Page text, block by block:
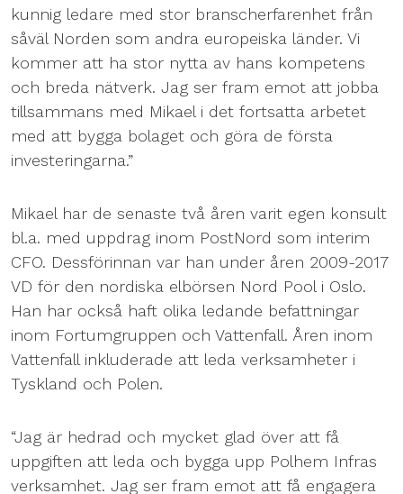
kunnig ledare med stor branscherfarenhet från
såväl Norden som andra europeiska länder. Vi
kommer att ha stor nytta av hans kompetens
och breda nätverk. Jag ser fram emot att jobba
tillsammans med Mikael i det fortsatta arbetet
med att bygga bolaget och göra de första
investeringarna.”
Mikael har de senaste två åren varit egen konsult
bl.a. med uppdrag inom PostNord som interim
CFO. Dessförinnan var han under åren 2009-2017
VD för den nordiska elbörsen Nord Pool i Oslo.
Han har också haft olika ledande befattningar
inom Fortumgruppen och Vattenfall. Åren inom
Vattenfall inkluderade att leda verksamheter i
Tyskland och Polen.
“Jag är hedrad och mycket glad över att få
uppgiften att leda och bygga upp Polhem Infras
verksamhet. Jag ser fram emot att få engagera